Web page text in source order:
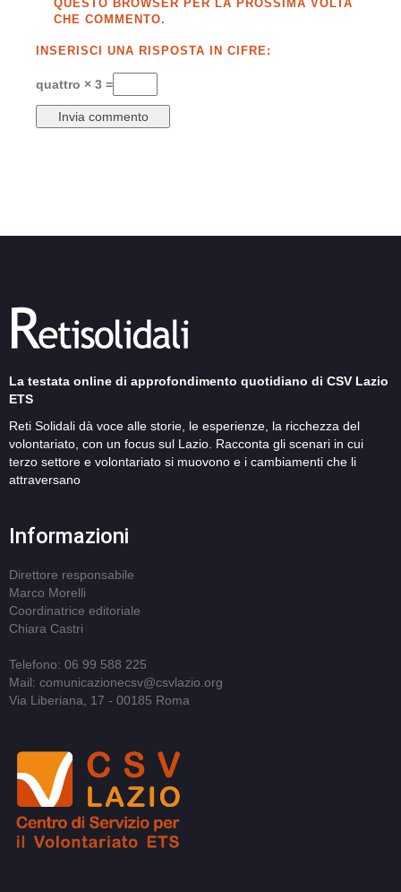
QUESTO BROWSER PER LA PROSSIMA VOLTA
CHE COMMENTO.
INSERISCI UNA RISPOSTA IN CIFRE:
quattro × 3 =
La testata online di approfondimento quotidiano di CSV Lazio
ETS
Reti Solidali dà voce alle storie, le esperienze, la ricchezza del
volontariato, con un focus sul Lazio. Racconta gli scenari in cui
terzo settore e volontariato si muovono e i cambiamenti che li
attraversano
Informazioni
Direttore responsabile
Marco Morelli
Coordinatrice editoriale
Chiara Castri
Telefono: 06 99 588 225
Mail: comunicazionecsv@csvlazio.org
Via Liberiana, 17 - 00185 Roma